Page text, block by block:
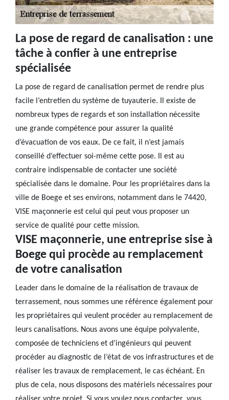
La pose de regard de canalisation : une
tâche à confier à une entreprise
spécialisée
La pose de regard de canalisation permet de rendre plus
facile l’entretien du système de tuyauterie. Il existe de
nombreux types de regards et son installation nécessite
une grande compétence pour assurer la qualité
d’évacuation de vos eaux. De ce fait, il n’est jamais
conseillé d’effectuer soi-même cette pose. Il est au
contraire indispensable de contacter une société
spécialisée dans le domaine. Pour les propriétaires dans la
ville de Boege et ses environs, notamment dans le 74420,
VISE maçonnerie est celui qui peut vous proposer un
service de qualité pour cette mission.
VISE maçonnerie, une entreprise sise à
Boege qui procède au remplacement
de votre canalisation
Leader dans le domaine de la réalisation de travaux de
terrassement, nous sommes une référence également pour
les propriétaires qui veulent procéder au remplacement de
leurs canalisations. Nous avons une équipe polyvalente,
composée de techniciens et d’ingénieurs qui peuvent
procéder au diagnostic de l’état de vos infrastructures et de
réaliser les travaux de remplacement, le cas échéant. En
plus de cela, nous disposons des matériels nécessaires pour